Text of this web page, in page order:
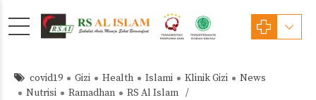
covid19 Gizi Health Islami Klinik Gizi
News
Nutrisi
Ramadhan
RS Al Islam